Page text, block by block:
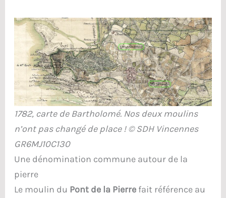
1782, carte de Bartholomé. Nos deux moulins
n’ont pas changé de place ! © SDH Vincennes
GR6MJ10C130
Une dénomination commune autour de la
pierre
Le moulin du Pont de la Pierrefait référence au